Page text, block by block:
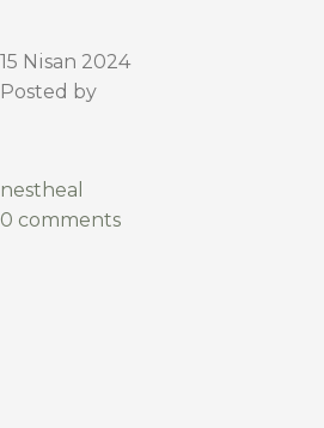
15 Nisan 2024
Posted by
nestheal
0 comments